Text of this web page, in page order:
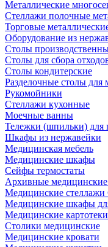
Металлические
Стеллажи полочные
Торговые
Оборудование из
Столы
Столы для сбора
Столы кондитерские
Разделочные столы для
Рукомойники
Стеллажи кухонные
Моечные ванны
Тележки (шпильки) для
Шкафы из нержавейки
Медицинская мебель
Медицинские шкафы
Сейфы термостаты
Архивные
Медицинские стеллажи
Медицинские шкафы
Медицинские картотеки
Столики медицинские
Медицинские кровати